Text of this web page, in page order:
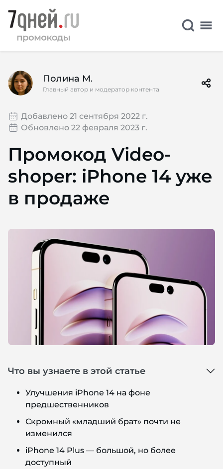
Полина М.
Главный автор и модератор контента
Добавлено 21 сентября 2022 г.
Обновлено 22 февраля 2023 г.
Промокод Video-
shoper: iPhone 14 уже
в продаже
Что вы узнаете в этой статье
Улучшения iPhone 14 на фоне
предшественников
Скромный «младший брат» почти не
изменился
iPhone 14 Plus — большой, но более
доступный